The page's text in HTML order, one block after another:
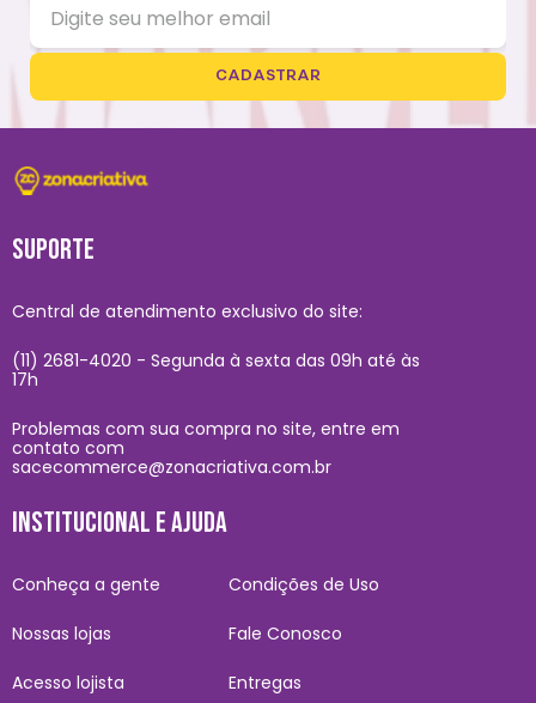
CADASTRAR
SUPORTE
Central de atendimento exclusivo do site:
(11) 2681-4020 - Segunda à sexta das 09h até às
17h
Problemas com sua compra no site, entre em
contato com
sacecommerce@zonacriativa.com.br
INSTITUCIONAL E AJUDA
Conheça a gente
Nossas lojas
Acesso lojista
Condições de Uso
Fale Conosco
Entregas